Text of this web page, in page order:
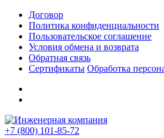
Договор
Политика конфиденциальности
Пользовательское соглашение
Условия обмена и возврата
Обратная связь
Сертификаты Обработка
+7 (800) 101-85-72